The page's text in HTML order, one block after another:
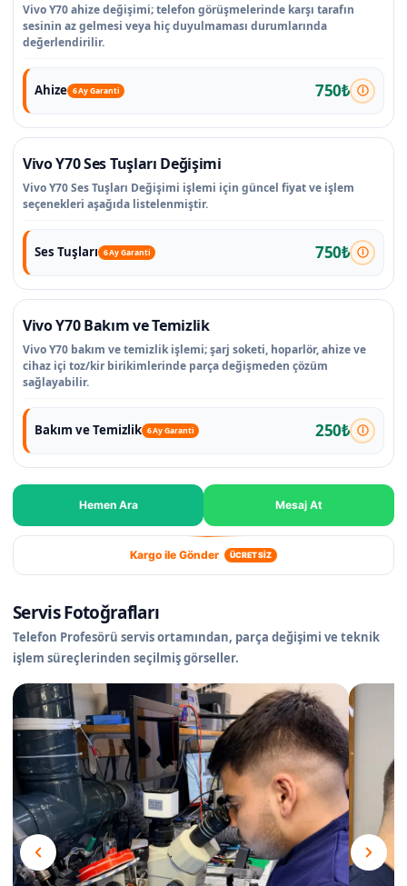
Vivo Y70 ahize değişimi; telefon görüşmelerinde karşı tarafın
sesinin az gelmesi veya hiç duyulmaması durumlarında
değerlendirilir.
Ahize 6 Ay Garanti 750₺
Vivo Y70 Ses Tuşları Değişimi
Vivo Y70 Ses Tuşları Değişimi işlemi için güncel fiyat ve işlem
seçenekleri aşağıda listelenmiştir.
Ses Tuşları 6 Ay Garanti 750₺
Vivo Y70 Bakım ve Temizlik
Vivo Y70 bakım ve temizlik işlemi; şarj soketi, hoparlör, ahize ve
cihaz içi toz/kir birikimlerinde parça değişmeden çözüm
sağlayabilir.
Bakım ve Temizlik 6 Ay Garanti 250₺
Hemen Ara Mesaj At
Kargo ile Gönder ÜCRETSİZ
Servis Fotoğrafları
Telefon Profesörü servis ortamından, parça değişimi ve teknik
işlem süreçlerinden seçilmiş görseller.